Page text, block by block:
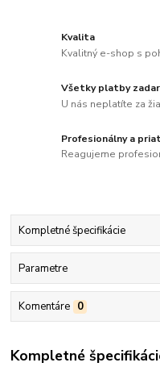
Kvalita
Kvalitný e-shop s
Všetky platby
U nás neplatíte za
Profesionálny a
Reagujeme
Kompletné špecifikácie
Parametre
Komentáre 0
Kompletné